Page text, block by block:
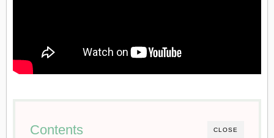
CLOSE
Contents